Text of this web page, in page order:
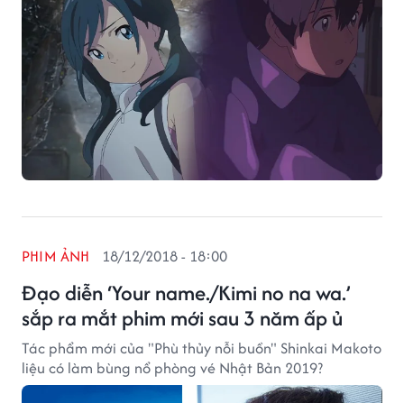
Đạo diễn ‘Your name./Kimi no na wa.’
sắp ra mắt phim mới sau 3 năm ấp ủ
PHIM ẢNH 18/12/2018 - 18:00
Tác phẩm mới của "Phù thủy nỗi buồn" Shinkai Makoto
liệu có làm bùng nổ phòng vé Nhật Bản 2019?